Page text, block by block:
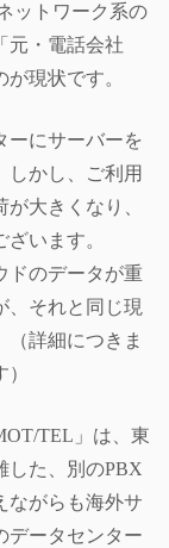
ットワーク系の
元・電話会社
現状です。
ーにサーバーを
しかし、ご利用
大きくなり、
います。
ドのデータが重
、それと同じ現
詳細につきま
TEL」は、東
した、別のPBX
ながらも海外サ
データセンター